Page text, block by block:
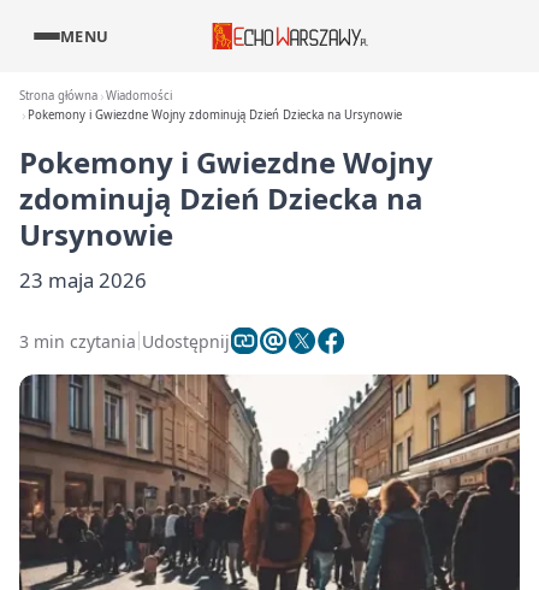
MENU
Strona główna Wiadomości
Pokemony i Gwiezdne Wojny zdominują Dzień Dziecka na Ursynowie
Pokemony i Gwiezdne Wojny
zdominują Dzień Dziecka na
Ursynowie
23 maja 2026
3 min czytania Udostępnij